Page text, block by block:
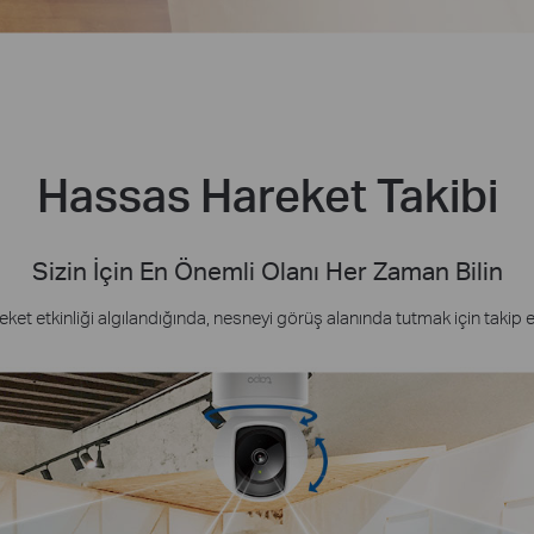
Hassas Hareket Takibi
Sizin İçin En Önemli Olanı Her Zaman Bilin
etkinliği algılandığında, nesneyi görüş alanında tutmak için takip